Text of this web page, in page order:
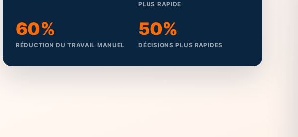
PLUS RAPIDE
60%
RÉDUCTION DU TRAVAIL MANUEL
50%
DÉCISIONS PLUS RAPIDES